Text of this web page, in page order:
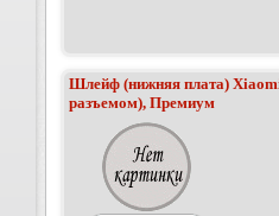
Шлейф (нижняя плата)
разъемом), Премиум